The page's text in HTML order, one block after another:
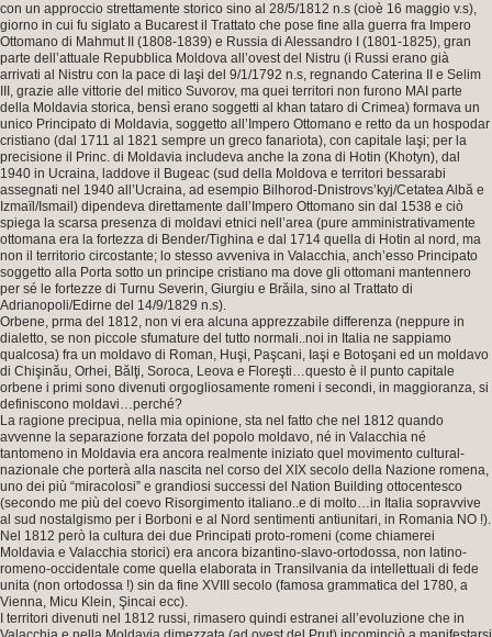
con un approccio strettamente storico sino al 28/5/1812 n.s (cioè 16 maggio v.s),
giorno in cui fu siglato a Bucarest il Trattato che pose fine alla guerra fra Impero
Ottomano di Mahmut II (1808-1839) e Russia di Alessandro I (1801-1825), gran
parte dell’attuale Repubblica Moldova all’ovest del Nistru (i Russi erano già
arrivati al Nistru con la pace di Iaşi del 9/1/1792 n.s, regnando Caterina II e Selim
III, grazie alle vittorie del mitico Suvorov, ma quei territori non furono MAI parte
della Moldavia storica, bensì erano soggetti al khan tataro di Crimea) formava un
unico Principato di Moldavia, soggetto all’Impero Ottomano e retto da un hospodar
cristiano (dal 1711 al 1821 sempre un greco fanariota), con capitale Iaşi; per la
precisione il Princ. di Moldavia includeva anche la zona di Hotin (Khotyn), dal
1940 in Ucraina, laddove il Bugeac (sud della Moldova e territori bessarabi
assegnati nel 1940 all’Ucraina, ad esempio Bilhorod-Dnistrovs’kyj/Cetatea Albă e
Izmaïl/Ismail) dipendeva direttamente dall’Impero Ottomano sin dal 1538 e ciò
spiega la scarsa presenza di moldavi etnici nell’area (pure amministrativamente
ottomana era la fortezza di Bender/Tighina e dal 1714 quella di Hotin al nord, ma
non il territorio circostante; lo stesso avveniva in Valacchia, anch’esso Principato
soggetto alla Porta sotto un principe cristiano ma dove gli ottomani mantennero
per sé le fortezze di Turnu Severin, Giurgiu e Brăila, sino al Trattato di
Adrianopoli/Edirne del 14/9/1829 n.s).
Orbene, prma del 1812, non vi era alcuna apprezzabile differenza (neppure in
dialetto, se non piccole sfumature del tutto normali..noi in Italia ne sappiamo
qualcosa) fra un moldavo di Roman, Huşi, Paşcani, Iaşi e Botoşani ed un moldavo
di Chişinău, Orhei, Bălţi, Soroca, Leova e Floreşti…questo è il punto capitale
orbene i primi sono divenuti orgogliosamente romeni i secondi, in maggioranza, si
definiscono moldavi…perché?
La ragione precipua, nella mia opinione, sta nel fatto che nel 1812 quando
avvenne la separazione forzata del popolo moldavo, né in Valacchia né
tantomeno in Moldavia era ancora realmente iniziato quel movimento cultural-
nazionale che porterà alla nascita nel corso del XIX secolo della Nazione romena,
uno dei più “miracolosi” e grandiosi successi del Nation Building ottocentesco
(secondo me più del coevo Risorgimento italiano..e di molto…in Italia sopravvive
al sud nostalgismo per i Borboni e al Nord sentimenti antiunitari, in Romania NO !).
Nel 1812 però la cultura dei due Principati proto-romeni (come chiamerei
Moldavia e Valacchia storici) era ancora bizantino-slavo-ortodossa, non latino-
romeno-occidentale come quella elaborata in Transilvania da intellettuali di fede
unita (non ortodossa !) sin da fine XVIII secolo (famosa grammatica del 1780, a
Vienna, Micu Klein, Şincai ecc).
I territori divenuti nel 1812 russi, rimasero quindi estranei all’evoluzione che in